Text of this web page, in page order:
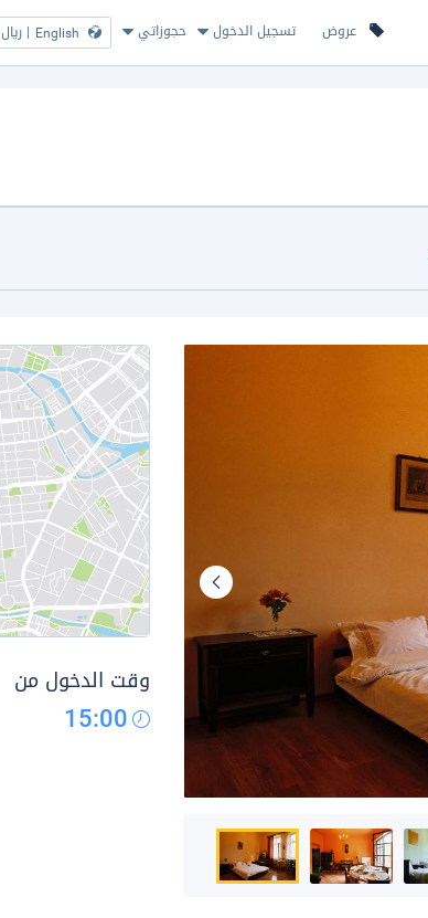
عروض تسجيل الدخول حجوزاتي English
| ريال
وقت الدخول من
15:00